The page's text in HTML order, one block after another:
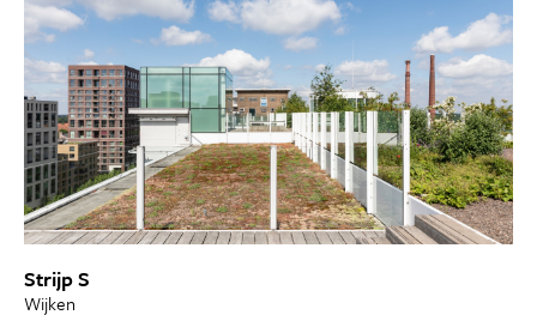
Strijp S
Wijken